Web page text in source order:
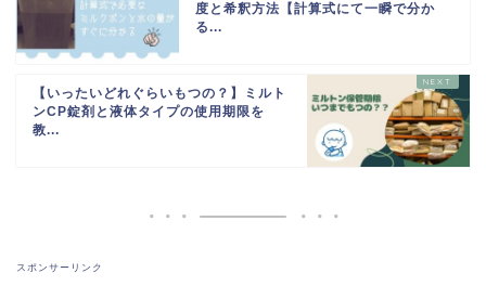
度と希釈方法【計算式にて一瞬で分か
る...
【いったいどれぐらいもつの？】ミルト
ンCP錠剤と液体タイプの使用期限を
教...
スポンサーリンク